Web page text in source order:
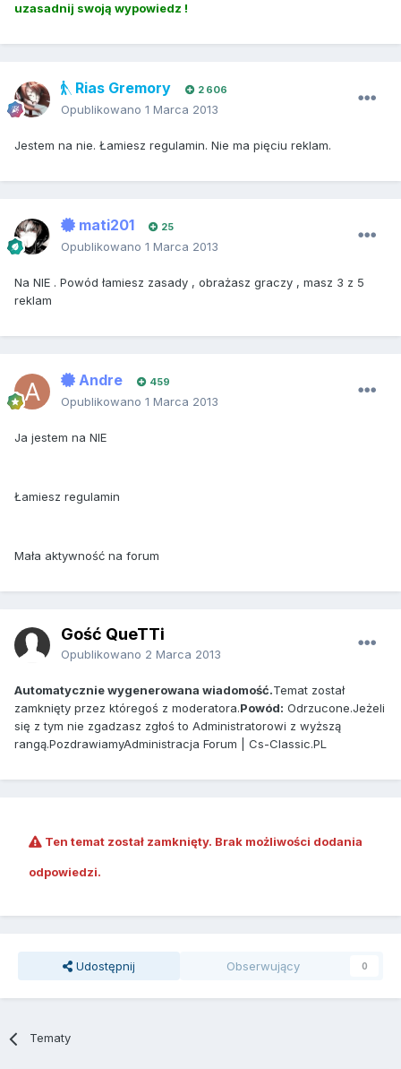
uzasadnij swoją wypowiedz !
Rias Gremory 2 606
Opublikowano 1 Marca 2013
Jestem na nie. Łamiesz regulamin. Nie ma pięciu reklam.
mati201 25
Opublikowano 1 Marca 2013
Na NIE . Powód łamiesz zasady , obrażasz graczy , masz 3 z 5
reklam
Andre 459
Opublikowano 1 Marca 2013
Ja jestem na NIE
Łamiesz regulamin
Mała aktywność na forum
Gość QueTTi
Opublikowano 2 Marca 2013
Automatycznie wygenerowana wiadomość.Temat został
zamknięty przez któregoś z moderatora.Powód: Odrzucone.Jeżeli
się z tym nie zgadzasz zgłoś to Administratorowi z wyższą
rangą.PozdrawiamyAdministracja Forum | Cs-Classic.PL
Ten temat został zamknięty. Brak możliwości dodania
odpowiedzi.
Udostępnij Obserwujący 0
Tematy